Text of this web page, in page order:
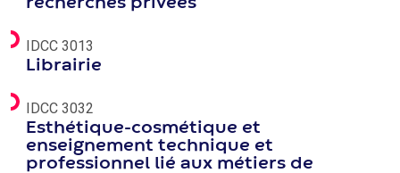
recherches privées
IDCC 3013
Librairie
IDCC 3032
Esthétique-cosmétique et
enseignement technique et
professionnel lié aux métiers de